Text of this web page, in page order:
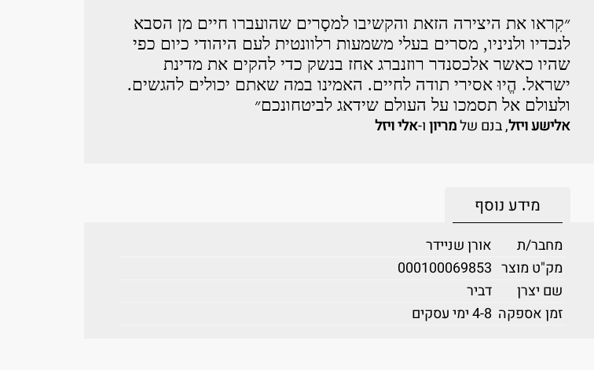
״קִראו את היצירה הזאת והקשיבו למסָרים שהועברו חיים מן הסבא
לנכדיו ולניניו, מסרים בעלי משמעות רלוונטית לעם היהודי כיום כפי
שהיו כאשר אלכסנדר רוזנברג אחז בנשק כדי להקים את מדינת
ישראל. הֱיוּ אסירי תודה לחיים. האמינו במה שאתם יכולים להגשים.
ולעולם אל תסמכו על העולם שידאג לביטחונכם״
אלישע ויזל, בנם שלמריוןו-אלי ויזל
מידע נוסף
מחבר/ת
אורן שניידר
מק"ט מוצר 000100069853
שם יצרן
דביר
זמן אספקה 4-8 ימי עסקים